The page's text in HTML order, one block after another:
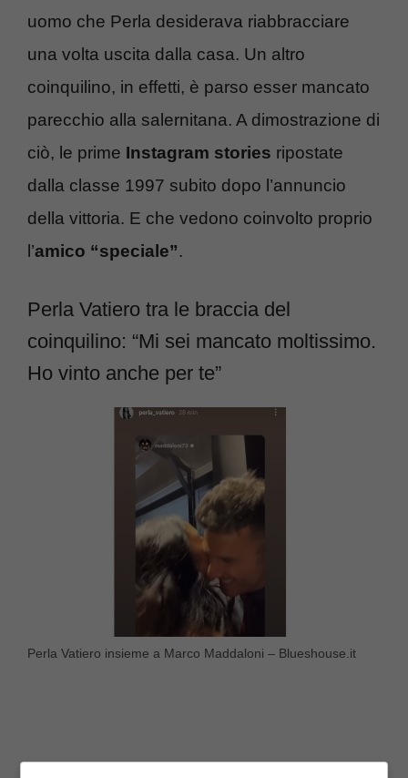
uomo che Perla desiderava riabbracciare
una volta uscita dalla casa. Un altro
coinquilino, in effetti, è parso esser mancato
parecchio alla salernitana. A dimostrazione di
ciò, le prime Instagram stories ripostate
dalla classe 1997 subito dopo l’annuncio
della vittoria. E che vedono coinvolto proprio
l’amico “speciale”.
Perla Vatiero tra le braccia del
coinquilino: “Mi sei mancato moltissimo.
Ho vinto anche per te”
Perla Vatiero insieme a Marco Maddaloni – Blueshouse.it